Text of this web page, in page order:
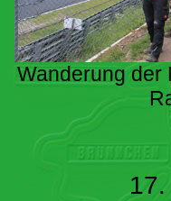
Wanderung der